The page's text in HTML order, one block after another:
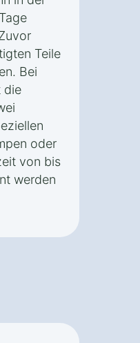
Teile
Bei
die
oder
von bis
werden